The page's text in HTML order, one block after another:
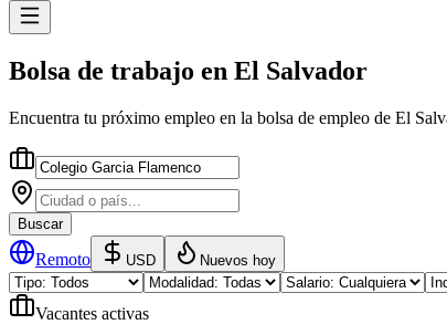
Bolsa de trabajo en El Salvador
Encuentra tu próximo empleo en la bolsa de empleo de El
Buscar
Remoto USD Nuevos hoy
Vacantes activas